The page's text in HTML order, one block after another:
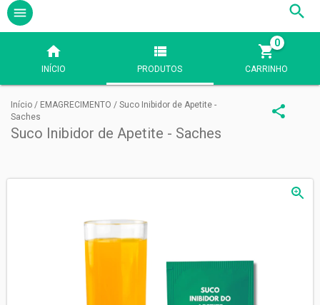
INÍCIO PRODUTOS CARRINHO
0
Início / EMAGRECIMENTO / Suco Inibidor de Apetite -
Saches
Suco Inibidor de Apetite - Saches